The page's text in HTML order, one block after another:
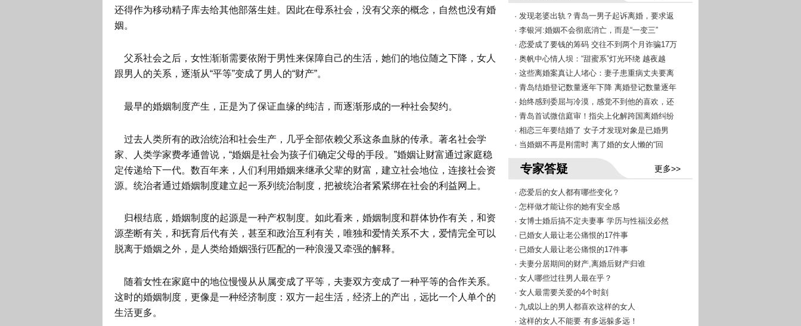
还得作为移动精子库去给其他部落生娃。因此在母系社会，没有父亲的概念，自然也没有婚
姻。
父系社会之后，女性渐渐需要依附于男性来保障自己的生活，她们的地位随之下降，女人
跟男人的关系，逐渐从“平等”变成了男人的“财产”。
最早的婚姻制度产生，正是为了保证血缘的纯洁，而逐渐形成的一种社会契约。
过去人类所有的政治统治和社会生产，几乎全部依赖父系这条血脉的传承。著名社会学
家、人类学家费孝通曾说，“婚姻是社会为孩子们确定父母的手段。”婚姻让财富通过家庭稳
定传递给下一代。数百年来，人们利用婚姻来继承父辈的财富，建立社会地位，连接社会资
源。统治者通过婚姻制度建立起一系列统治制度，把被统治者紧紧绑在社会的利益网上。
归根结底，婚姻制度的起源是一种产权制度。如此看来，婚姻制度和群体协作有关，和资
源垄断有关，和抚育后代有关，甚至和政治互利有关，唯独和爱情关系不大，爱情完全可以
脱离于婚姻之外，是人类给婚姻强行匹配的一种浪漫又牵强的解释。
随着女性在家庭中的地位慢慢从从属变成了平等，夫妻双方变成了一种平等的合作关系。
这时的婚姻制度，更像是一种经济制度：双方一起生活，经济上的产出，远比一个人单个的
生活更多。
· 发现老婆出轨？青岛一男子起诉离婚，要求返
· 李银河:婚姻不会彻底消亡，而是“一变三”
· 恋爱成了要钱的筹码 交往不到两个月诈骗17万
· 奥帆中心情人坝：“甜蜜系”灯光环绕 越夜越
· 这些离婚案真让人堵心：妻子患重病丈夫要离
· 青岛结婚登记数量逐年下降 离婚登记数量逐年
· 始终感到委屈与冷漠，感觉不到他的喜欢，还
· 青岛首试微信庭审！指尖上化解跨国离婚纠纷
· 相恋三年要结婚了 女子才发现对象是已婚男
· 当婚姻不再是刚需时 离了婚的女人懒的“回
专家答疑 更多>>
· 恋爱后的女人都有哪些变化？
· 怎样做才能让你的她有安全感
· 女博士婚后搞不定夫妻事 学历与性福没必然
· 已婚女人最让老公痛恨的17件事
· 已婚女人最让老公痛恨的17件事
· 夫妻分居期间的财产,离婚后财产归谁
· 女人哪些过往男人最在乎？
· 女人最需要关爱的4个时刻
· 九成以上的男人都喜欢这样的女人
· 这样的女人不能要 有多远躲多远！